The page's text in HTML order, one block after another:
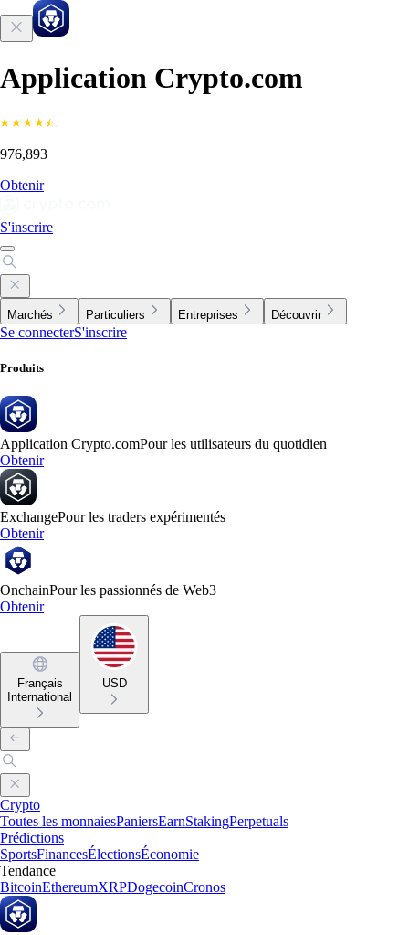
Application Crypto.com
976,893
Obtenir
S'inscrire
Marchés Particuliers Entreprises Découvrir
Se connecterS'inscrire
Produits
Application Crypto.comPour les utilisateurs du quotidien
Obtenir
ExchangePour les traders expérimentés
Obtenir
OnchainPour les passionnés de Web3
Obtenir
Français
International
USD
Crypto
Toutes les monnaiesPaniersEarnStakingPerpetuals
Prédictions
SportsFinancesÉlectionsÉconomie
Tendance
BitcoinEthereumXRPDogecoinCronos